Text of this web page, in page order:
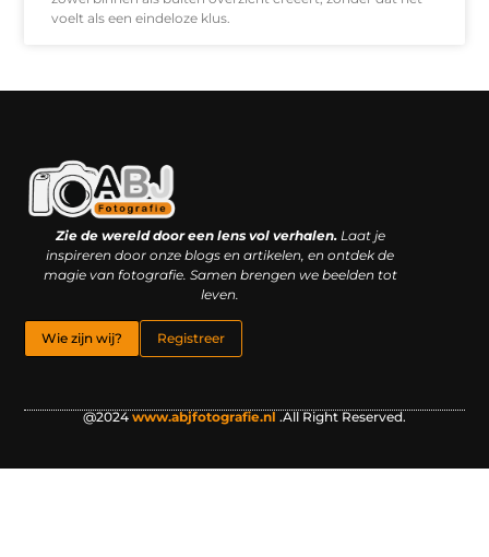
voelt als een eindeloze klus.
Zie de wereld door een lens vol verhalen.Laat je
inspireren door onze blogs en artikelen, en ontdek de
magie van fotografie. Samen brengen we beelden tot
leven.
Wie zijn wij? Registreer
@2024 www.abjfotografie.nl .All Right Reserved.